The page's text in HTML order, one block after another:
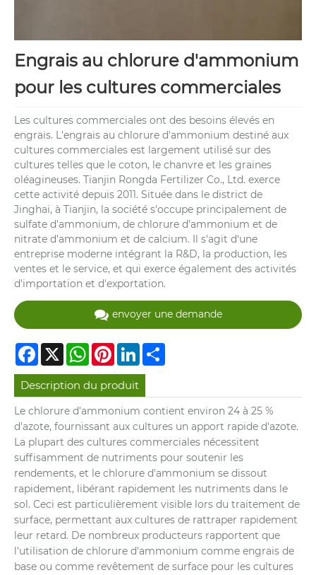
Engrais au chlorure d'ammonium
pour les cultures commerciales
Les cultures commerciales ont des besoins élevés en
engrais. L'engrais au chlorure d'ammonium destiné aux
cultures commerciales est largement utilisé sur des
cultures telles que le coton, le chanvre et les graines
oléagineuses. Tianjin Rongda Fertilizer Co., Ltd. exerce
cette activité depuis 2011. Située dans le district de
Jinghai, à Tianjin, la société s'occupe principalement de
sulfate d'ammonium, de chlorure d'ammonium et de
nitrate d'ammonium et de calcium. Il s'agit d'une
entreprise moderne intégrant la R&D, la production, les
ventes et le service, et qui exerce également des activités
d'importation et d'exportation.
envoyer une demande
Facebook
X WhatsApp
PinterestLinkedIn
Description du produit
Le chlorure d'ammonium contient environ 24 à 25 %
d'azote, fournissant aux cultures un apport rapide d'azote.
La plupart des cultures commerciales nécessitent
suffisamment de nutriments pour soutenir les
rendements, et le chlorure d'ammonium se dissout
rapidement, libérant rapidement les nutriments dans le
sol. Ceci est particulièrement visible lors du traitement de
surface, permettant aux cultures de rattraper rapidement
leur retard. De nombreux producteurs rapportent que
l'utilisation de chlorure d'ammonium comme engrais de
base ou comme revêtement de surface pour les cultures